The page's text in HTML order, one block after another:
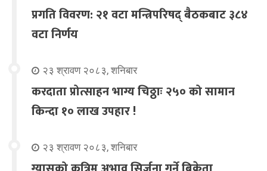
प्रगति विवरण: २१ वटा मन्त्रिपरिषद् बैठकबाट ३८४
वटा निर्णय
२३ श्रावण २०८३, शनिबार
करदाता प्रोत्साहन भाग्य चिठ्ठाः २५० को सामान
किन्दा १० लाख उपहार !
२३ श्रावण २०८३, शनिबार